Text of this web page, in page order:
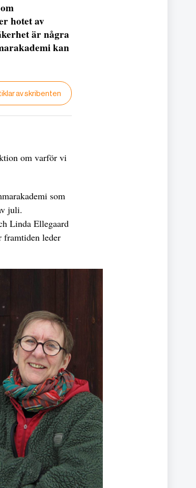
hotet av
är några
kan
av skribenten
om varför vi
som
juli.
Linda Ellegaard
framtiden leder